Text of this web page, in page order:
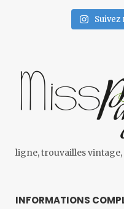
ligne, trouvailles
INFORMATIONS